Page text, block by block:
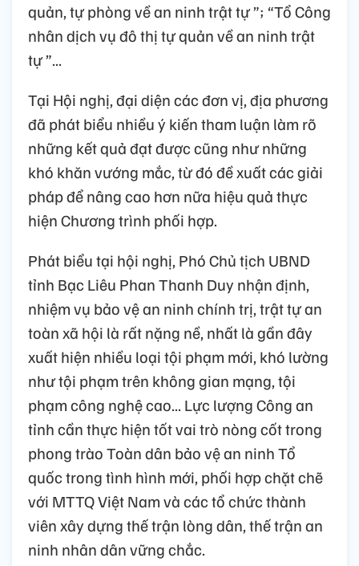
quản, tự phòng về an ninh trật tự ”; “Tổ Công
nhân dịch vụ đô thị tự quản về an ninh trật
tự ”...
Tại Hội nghị, đại diện các đơn vị, địa phương
đã phát biểu nhiều ý kiến tham luận làm rõ
những kết quả đạt được cũng như những
khó khăn vướng mắc, từ đó đề xuất các giải
pháp để nâng cao hơn nữa hiệu quả thực
hiện Chương trình phối hợp.
Phát biểu tại hội nghị, Phó Chủ tịch UBND
tỉnh Bạc Liêu Phan Thanh Duy nhận định,
nhiệm vụ bảo vệ an ninh chính trị, trật tự an
toàn xã hội là rất nặng nề, nhất là gần đây
xuất hiện nhiều loại tội phạm mới, khó lường
như tội phạm trên không gian mạng, tội
phạm công nghệ cao... Lực lượng Công an
tỉnh cần thực hiện tốt vai trò nòng cốt trong
phong trào Toàn dân bảo vệ an ninh Tổ
quốc trong tình hình mới, phối hợp chặt chẽ
với MTTQ Việt Nam và các tổ chức thành
viên xây dựng thế trận lòng dân, thế trận an
ninh nhân dân vững chắc.